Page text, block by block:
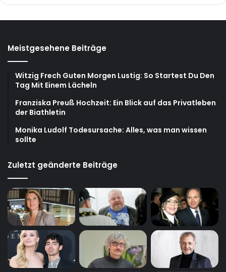
Meistgesehene Beiträge
Witzig Frech Guten Morgen Lustig: So Startest Du Den
Tag Mit Einem Lächeln
Franziska Preuß Hochzeit: Ein Blick auf das Privatleben
der Biathletin
Monika Ludolf Todesursache: Alles, was man wissen
sollte
Zuletzt geänderte Beiträge